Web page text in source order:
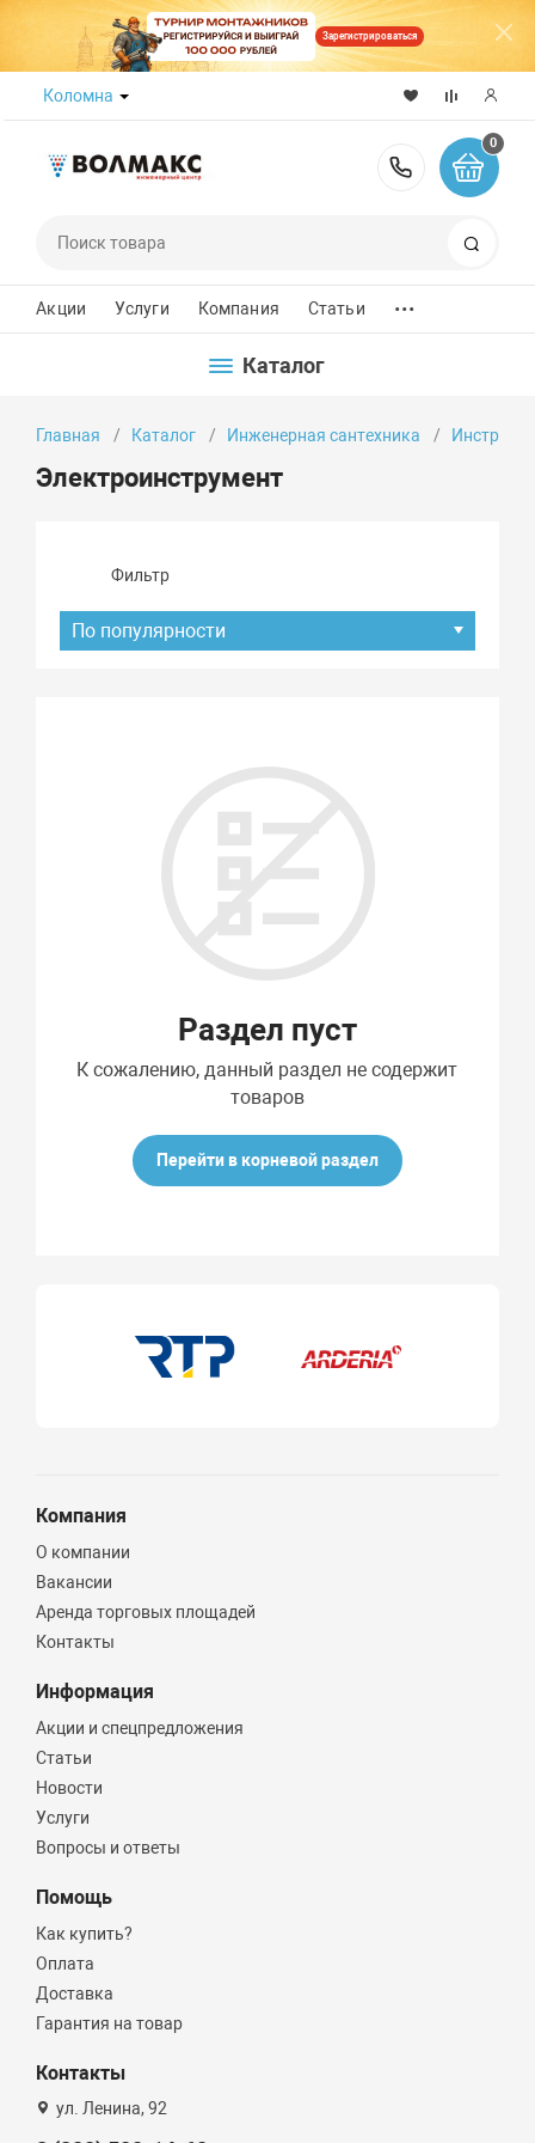
Зарегистрироваться
Коломна
8 (800)
0
Акции Услуги Компания Статьи ...
Каталог
Главная Каталог Инженерная сантехника
Электроинструмент
Фильтр
По популярности
Раздел пуст
К сожалению, данный раздел не содержит
товаров
Перейти в корневой раздел
Компания
О компании
Вакансии
Аренда торговых площадей
Контакты
Информация
Акции и спецпредложения
Статьи
Новости
Услуги
Вопросы и ответы
Помощь
Как купить?
Оплата
Доставка
Гарантия на товар
Контакты
ул. Ленина, 92